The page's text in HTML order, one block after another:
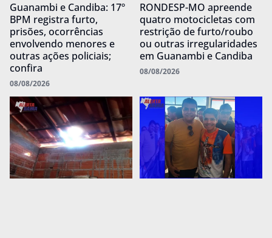
Guanambi e Candiba: 17º
BPM registra furto,
prisões, ocorrências
envolvendo menores e
outras ações policiais;
confira
08/08/2026
RONDESP-MO apreende
quatro motocicletas com
restrição de furto/roubo
ou outras irregularidades
em Guanambi e Candiba
08/08/2026